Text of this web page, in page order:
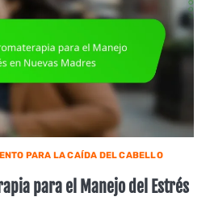
PARA LA CAÍDA DEL CABELLO
para el Manejo del Estrés